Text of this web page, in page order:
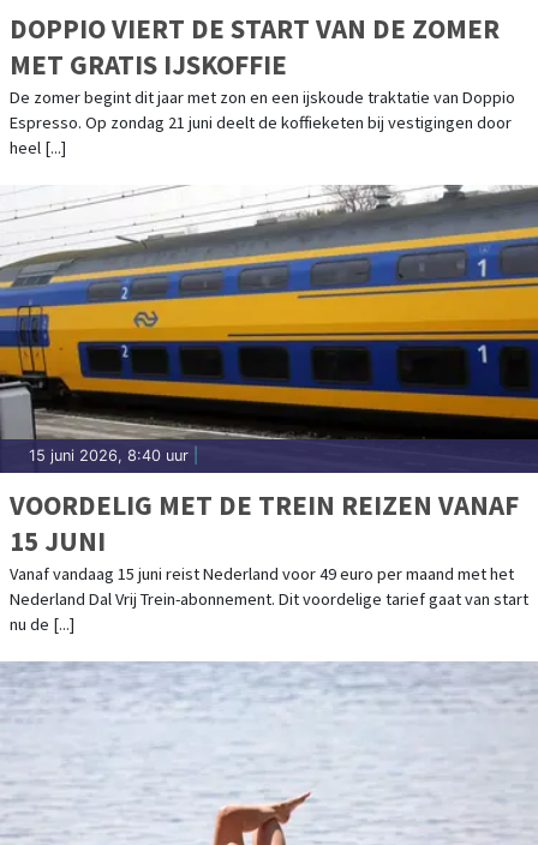
DOPPIO VIERT DE START VAN DE ZOMER
MET GRATIS IJSKOFFIE
De zomer begint dit jaar met zon en een ijskoude traktatie van Doppio
Espresso. Op zondag 21 juni deelt de koffieketen bij vestigingen door
heel [...]
15 juni 2026, 8:40 uur
VOORDELIG MET DE TREIN REIZEN VANAF
15 JUNI
Vanaf vandaag 15 juni reist Nederland voor 49 euro per maand met het
Nederland Dal Vrij Trein-abonnement. Dit voordelige tarief gaat van start
nu de [...]